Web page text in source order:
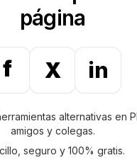
página
f
X in
alternativas en
amigos y colegas.
seguro y 100% gratis.